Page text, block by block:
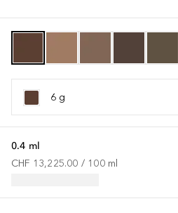
6 g
0.4 ml
CHF 13,225.00 / 100 ml